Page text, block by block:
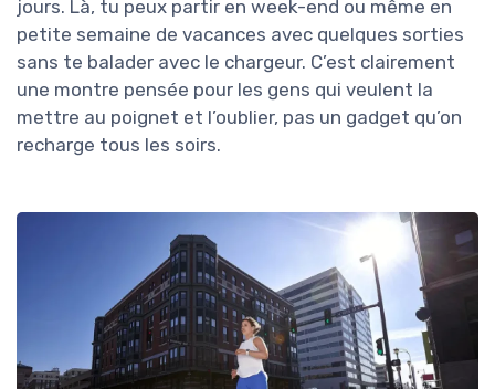
jours. Là, tu peux partir en week-end ou même en
petite semaine de vacances avec quelques sorties
sans te balader avec le chargeur. C’est clairement
une montre pensée pour les gens qui veulent la
mettre au poignet et l’oublier, pas un gadget qu’on
recharge tous les soirs.